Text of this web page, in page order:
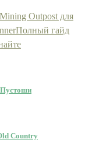
Outpost для
Полный гайд
Пустоши
Country